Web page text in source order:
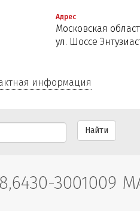
Адрес
Московская
ул. Шоссе
информация
Найти
3001009